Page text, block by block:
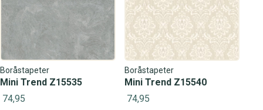
Boråstapeter
Mini Trend Z15535
74,95
Boråstapeter
Mini Trend Z15540
74,95